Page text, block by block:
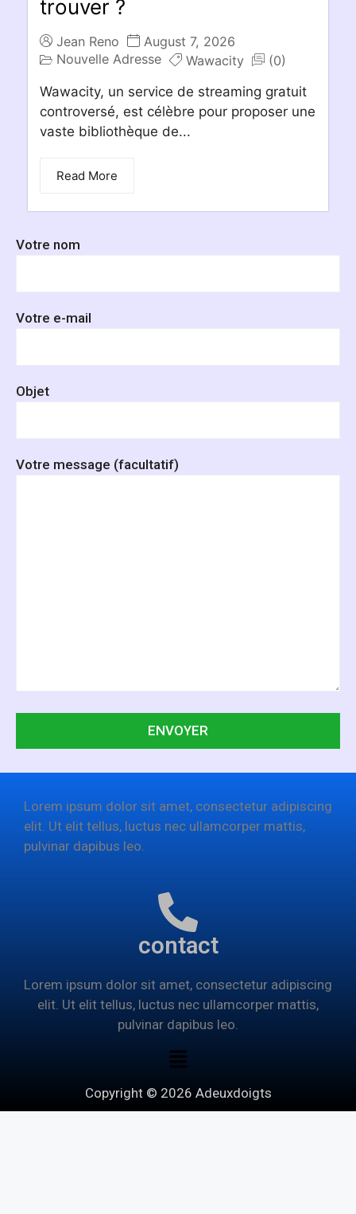
trouver ?
Jean Reno
August 7, 2026
Nouvelle Adresse
Wawacity
(0)
Wawacity, un service de streaming gratuit
controversé, est célèbre pour proposer une
vaste bibliothèque de...
Read More
Votre nom
Votre e-mail
Objet
Votre message (facultatif)
Lorem ipsum dolor sit amet, consectetur adipiscing
elit. Ut elit tellus, luctus nec ullamcorper mattis,
pulvinar dapibus leo.
contact
Lorem ipsum dolor sit amet, consectetur adipiscing
elit. Ut elit tellus, luctus nec ullamcorper mattis,
pulvinar dapibus leo.
Copyright © 2026 Adeuxdoigts